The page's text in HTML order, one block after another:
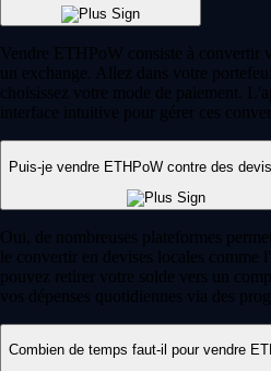
Vendre ETHPoW consiste à convertir
un exchange. Allez dans votre
choisissez votre mode de paiement.
interface intuitive pour gérer ces
Puis-je vendre ETHPoW contre des
Oui, de nombreuses plateformes
le convertir en devises locales
pouvez retirer votre solde vers un
vos dépenses quotidiennes via des
Combien de temps faut-il pour vendre